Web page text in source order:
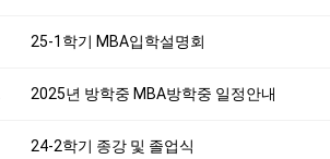
25-1학기 MBA입학설명회
2025년 방학중 MBA방학중 일정안내
24-2학기 종강 및 졸업식